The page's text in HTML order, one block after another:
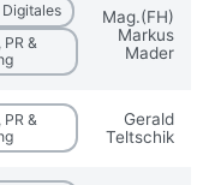
&
Mag.(FH)
Markus
Mader
&
Gerald
Teltschik